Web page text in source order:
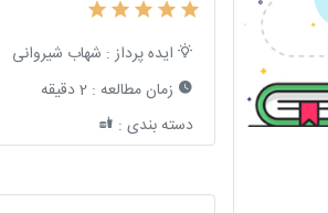
ایده پرداز : شهاب شیروانی
زمان مطالعه : 2 دقیقه
دسته بندی :